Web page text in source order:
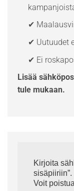
✔
✔ Uutuudet
✔ Ei
Lisää
tule mukaan.
Kirjoita
sisäpiiriin”.
Voit